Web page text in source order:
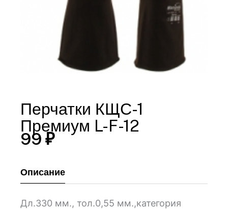
Перчатки КЩС-1
Премиум L-F-12
99 ₽
Описание
Дл.330 мм., тол.0,55 мм.,категория